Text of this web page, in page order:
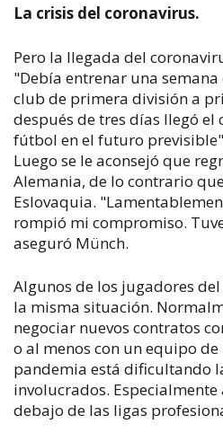
La crisis del coronavirus.
Pero la llegada del
"Debía entrenar una
club de primera división a
después de tres días llegó
fútbol en el futuro
Luego se le aconsejó que
Alemania, de lo contrario
Eslovaquia.
rompió mi compromiso.
aseguró Münch.
Algunos de los jugadores
la misma situación.
negociar nuevos contratos
o al menos con un equipo
pandemia está dificultando
involucrados.
debajo de las ligas